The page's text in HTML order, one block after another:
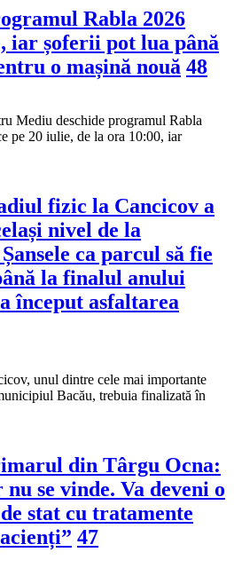
Rabla 2026
iar șoferii pot lua până
o mașină nouă 48
Mediu deschide programul Rabla
pe 20 iulie, de la ora 10:00, iar
fizic la Cancicov a
nivel de la
ca parcul să fie
la finalul anului
început asfaltarea
unul dintre cele mai importante
Bacău, trebuia finalizată în
din Târgu Ocna:
se vinde. Va deveni o
stat cu tratamente
47